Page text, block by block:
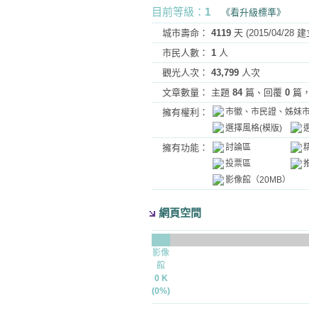
目前等級 ： 1
《看升級標準》
城市壽命： 4119 天 (2015/04/28 建
市民人數： 1 人
觀光人次： 43,799 人次
文章數量：
主題 84篇、回覆 0 篇
擁有權利：
市徽、市民證、姊妹
選擇風格(模版)
擁有功能： 討論區
投票區
影像館（20MB）
網頁空間
影像
館
0 K
(0%)